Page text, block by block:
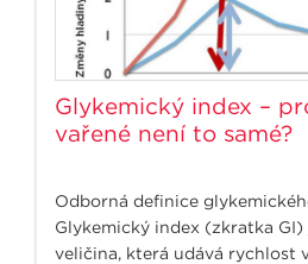
Glykemický index –
vařené není to samé?
Odborná definice
Glykemický index (zkratka
veličina, která udává rychlost